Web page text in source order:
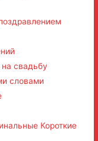
свадьбу
словами
Короткие